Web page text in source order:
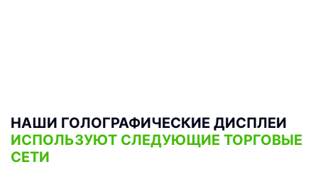
НАШИ ГОЛОГРАФИЧЕСКИЕ ДИСПЛЕИ
ИСПОЛЬЗУЮТ СЛЕДУЮЩИЕ ТОРГОВЫЕ
СЕТИ